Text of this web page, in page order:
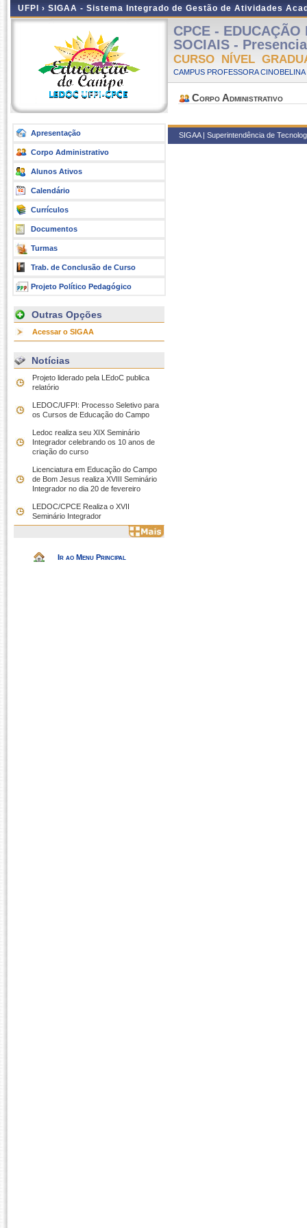
UFPI › SIGAA - Sistema Integrado de Gestão de Atividades
Apresentação
Corpo Administrativo
Alunos Ativos
Calendário
Currículos
Documentos
Turmas
Trab. de Conclusão de Curso
Projeto Político Pedagógico
Outras Opções
Acessar o SIGAA
Notícias
Projeto liderado pela LEdoC publica
relatório
LEDOC/UFPI: Processo Seletivo para
os Cursos de Educação do Campo
Ledoc realiza seu XIX Seminário
Integrador celebrando os 10 anos de
criação do curso
Licenciatura em Educação do Campo
de Bom Jesus realiza XVIII Seminário
Integrador no dia 20 de fevereiro
LEDOC/CPCE Realiza o XVII
Seminário Integrador
Ir ao Menu Principal
CPCE -
SOCIAIS -
CURSO NÍVEL
CAMPUS PROFESSORA CINOBELINA
Corpo Administrativo
SIGAA | Superintendência de